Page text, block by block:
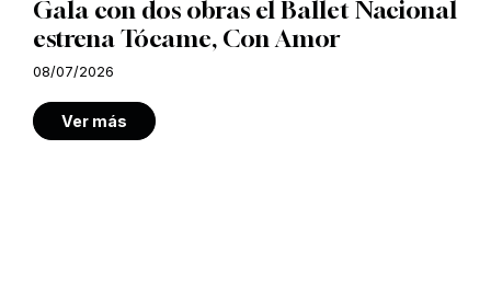
Gala con dos obras el Ballet Nacional
estrena Tócame, Con Amor
08/07/2026
Ver más